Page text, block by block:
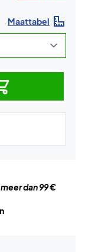
Maattabel
dan 99 €